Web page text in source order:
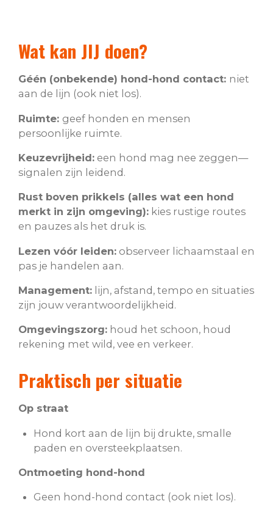
Wat kan JIJ doen?
Géén (onbekende) hond-hond contact: niet
aan de lijn (ook niet los).
Ruimte: geef honden en mensen
persoonlijke ruimte.
Keuzevrijheid: een hond mag nee zeggen—
signalen zijn leidend.
Rust boven prikkels (alles wat een hond
merkt in zijn omgeving): kies rustige routes
en pauzes als het druk is.
Lezen vóór leiden: observeer lichaamstaal en
pas je handelen aan.
Management: lijn, afstand, tempo en situaties
zijn jouw verantwoordelijkheid.
Omgevingszorg: houd het schoon, houd
rekening met wild, vee en verkeer.
Praktisch per situatie
Op straat
Hond kort aan de lijn bij drukte, smalle
paden en oversteekplaatsen.
Ontmoeting hond-hond
Geen hond-hond contact (ook niet los).